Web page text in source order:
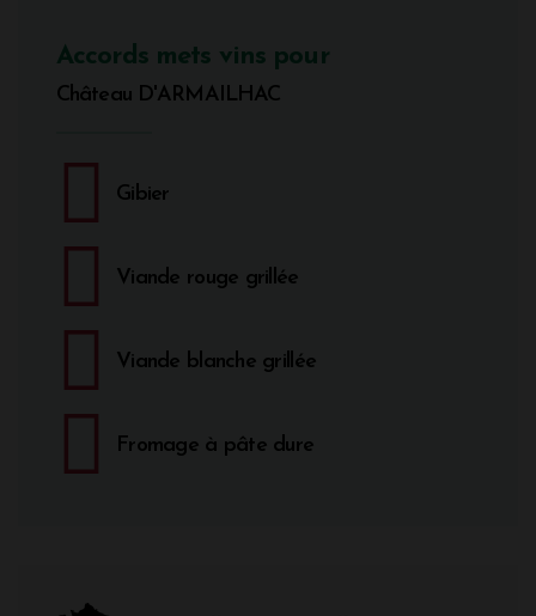
Accords mets vins pour
Château D'ARMAILHAC
Gibier
Viande rouge grillée
Viande blanche grillée
Fromage à pâte dure